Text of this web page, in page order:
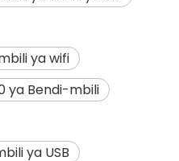
ya wifi
ya Bendi-mbili
ya USB